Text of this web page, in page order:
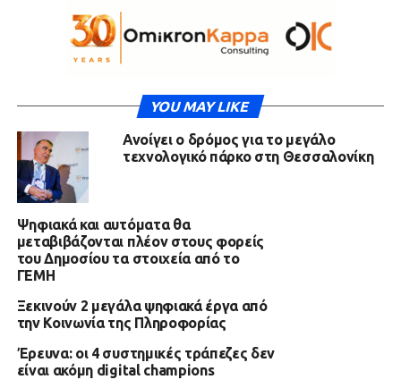
YOU MAY LIKE
Ανοίγει ο δρόμος για το μεγάλο
τεχνολογικό πάρκο στη Θεσσαλονίκη
Ψηφιακά και αυτόματα θα
μεταβιβάζονται πλέον στους φορείς
του Δημοσίου τα στοιχεία από το
ΓΕΜΗ
Ξεκινούν 2 μεγάλα ψηφιακά έργα από
την Κοινωνία της Πληροφορίας
Έρευνα: οι 4 συστημικές τράπεζες δεν
είναι ακόμη digital champions